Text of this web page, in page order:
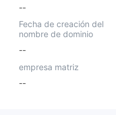
--
Fecha de creación del
nombre de dominio
--
empresa matriz
--